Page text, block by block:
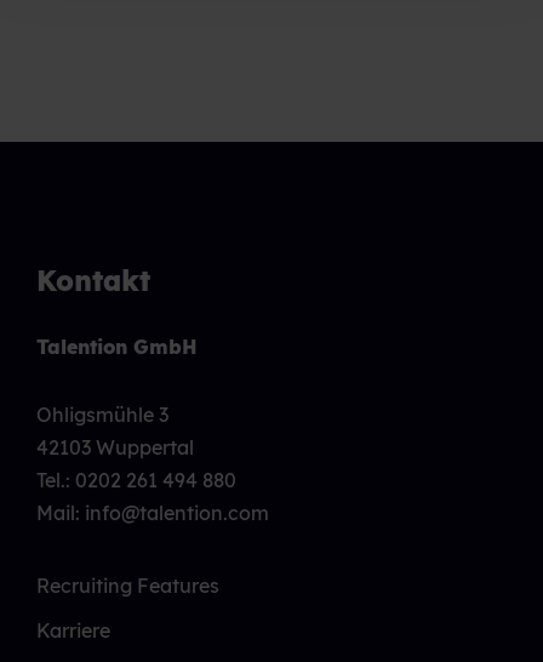
Kontakt
Talention GmbH
Ohligsmühle 3
42103 Wuppertal
Tel.: 0202 261 494 880
Mail: info@talention.com
Recruiting Features
Karriere